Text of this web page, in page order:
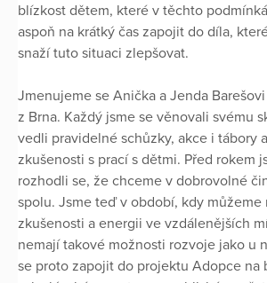
blízkost dětem, které v těchto
aspoň na krátký čas zapojit do díla,
snaží tuto situaci zlepšovat.
Jmenujeme se Anička a Jenda
z Brna. Každý jsme se věnovali svému
vedli pravidelné schůzky, akce i tábory
zkušenosti s prací s dětmi. Před rokem
rozhodli se, že chceme v dobrovolné
spolu. Jsme teď v období, kdy můžeme
zkušenosti a energii ve vzdálenějších
nemají takové možnosti rozvoje jako u
se proto zapojit do projektu Adopce na